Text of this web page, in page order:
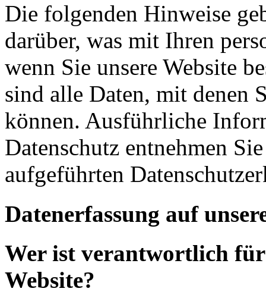
Die folgenden Hinweise
darüber, was mit Ihren
wenn Sie unsere Website
sind alle Daten, mit denen
können. Ausführliche
Datenschutz entnehmen
aufgeführten
Datenerfassung auf
Wer ist verantwortlich für
Website?